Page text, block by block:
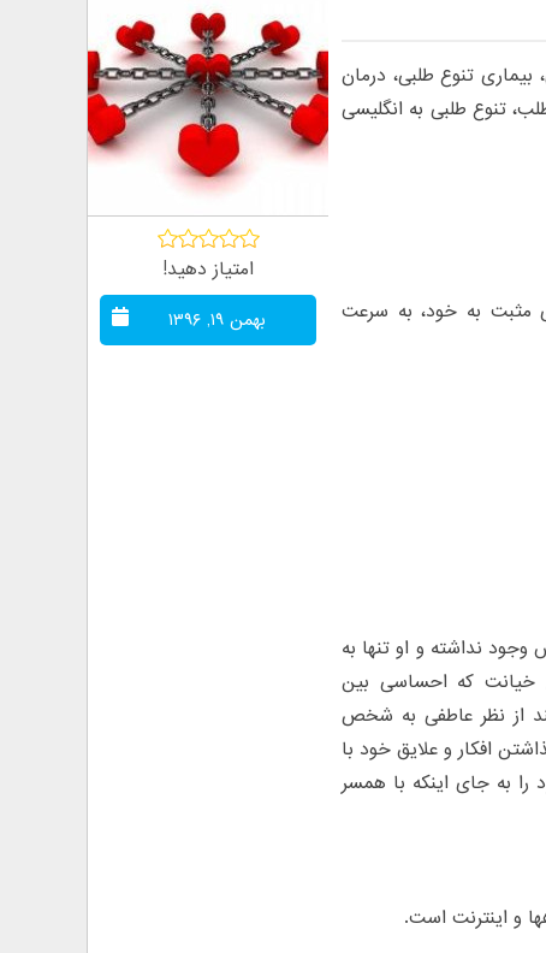
امتیاز دهید!
بهمن ۱۹, ۱۳۹۶
تنوع طلبی، درمان
تنوع طلبی به انگلیسی
مثبت به خود، به سرعت
نداشته و او تنها به
خیانت که احساسی بین
از نظر عاطفی به شخص
افکار و علایق خود با
به جای اینکه با همسر
و اینترنت است.